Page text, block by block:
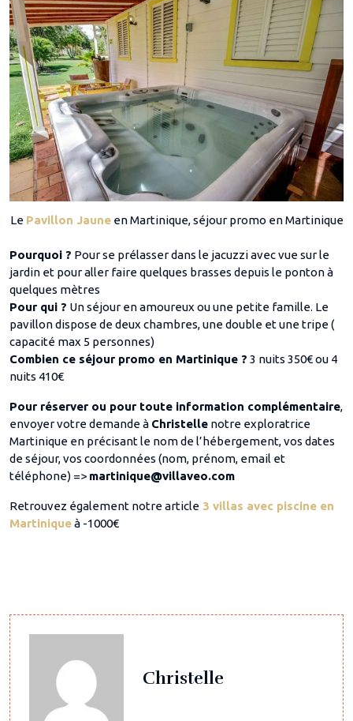
Le Pavillon Jauneen Martinique, séjour promo en Martinique
Pourquoi ? Pour se prélasser dans le jacuzzi avec vue sur le
jardin et pour aller faire quelques brasses depuis le ponton à
quelques mètres
Pour qui ? Un séjour en amoureux ou une petite famille. Le
pavillon dispose de deux chambres, une double et une tripe (
capacité max 5 personnes)
Combien ce séjour promo en Martinique ? 3 nuits 350€ ou 4
nuits 410€
Pour réserver ou pour toute information complémentaire,
envoyer votre demande à Christelle notre exploratrice
Martinique en précisant le nom de l’hébergement, vos dates
de séjour, vos coordonnées (nom, prénom, email et
téléphone) => martinique@villaveo.com
Retrouvez également notre article 3 villas avec piscine en
Martiniqueà -1000€
Christelle